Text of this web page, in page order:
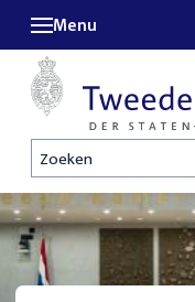
Zoeken
Menu